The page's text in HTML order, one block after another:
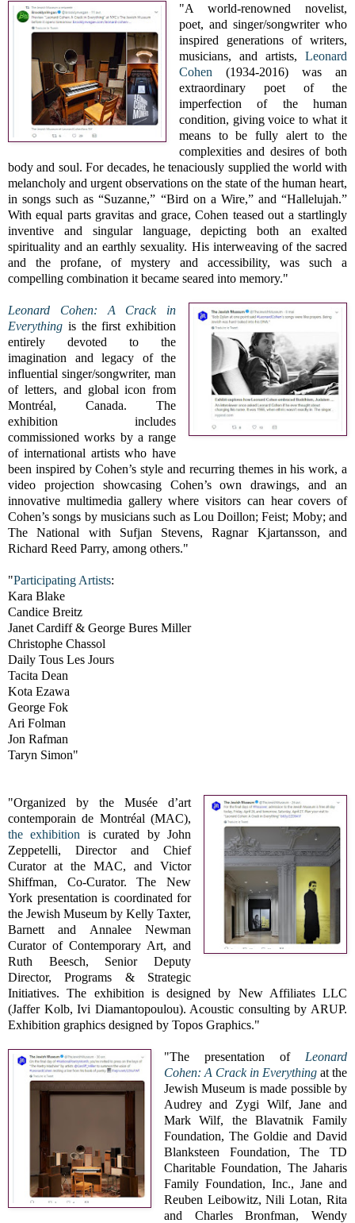
"A world-renowned novelist,
poet, and singer/songwriter who
inspired generations of writers,
musicians, and artists, Leonard
Cohen (1934-2016) was an
extraordinary poet of the
imperfection of the human
condition, giving voice to what it
means to be fully alert to the
complexities and desires of both
body and soul. For decades, he tenaciously supplied the world with
melancholy and urgent observations on the state of the human heart,
in songs such as “Suzanne,” “Bird on a Wire,” and “Hallelujah.”
With equal parts gravitas and grace, Cohen teased out a startlingly
inventive and singular language, depicting both an exalted
spirituality and an earthly sexuality. His interweaving of the sacred
and the profane, of mystery and accessibility, was such a
compelling combination it became seared into memory."
Leonard Cohen: A Crack in
Everything is the first exhibition
entirely devoted to the
imagination and legacy of the
influential singer/songwriter, man
of letters, and global icon from
Montréal, Canada. The
exhibition includes
commissioned works by a range
of international artists who have
been inspired by Cohen’s style and recurring themes in his work, a
video projection showcasing Cohen’s own drawings, and an
innovative multimedia gallery where visitors can hear covers of
Cohen’s songs by musicians such as Lou Doillon; Feist; Moby; and
The National with Sufjan Stevens, Ragnar Kjartansson, and
Richard Reed Parry, among others."
"Participating Artists:
Kara Blake
Candice Breitz
Janet Cardiff & George Bures Miller
Christophe Chassol
Daily Tous Les Jours
Tacita Dean
Kota Ezawa
George Fok
Ari Folman
Jon Rafman
Taryn Simon"
"Organized by the Musée d’art
contemporain de Montréal (MAC),
the exhibition is curated by John
Zeppetelli, Director and Chief
Curator at the MAC, and Victor
Shiffman, Co-Curator. The New
York presentation is coordinated for
the Jewish Museum by Kelly Taxter,
Barnett and Annalee Newman
Curator of Contemporary Art, and
Ruth Beesch, Senior Deputy
Director, Programs & Strategic
Initiatives. The exhibition is designed by New Affiliates LLC
(Jaffer Kolb, Ivi Diamantopoulou). Acoustic consulting by ARUP.
Exhibition graphics designed by Topos Graphics."
"The presentation of Leonard
Cohen: A Crack in Everythingat the
Jewish Museum is made possible by
Audrey and Zygi Wilf, Jane and
Mark Wilf, the Blavatnik Family
Foundation, The Goldie and David
Blanksteen Foundation, The TD
Charitable Foundation, The Jaharis
Family Foundation, Inc., Jane and
Reuben Leibowitz, Nili Lotan, Rita
and Charles Bronfman, Wendy